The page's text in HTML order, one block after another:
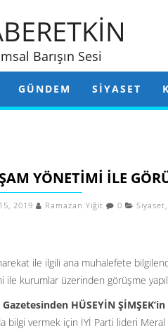
Barışın Sesi
GÜNDEM SIYASET
YÖNETIMI ILE
2019 Ramazan Yiğit 0 Siyaset,
ile ilgili ana muhalefete
ile kurumlar üzerinden görüşme
HÜSEYİN
bilgi vermek için İYİ Parti lideri